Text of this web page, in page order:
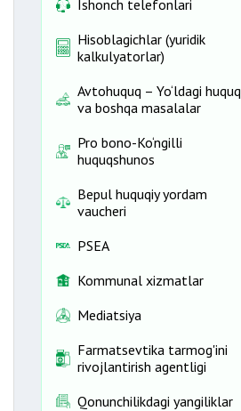
Ishonch telefonlari
Hisoblagichlar (yuridik
kalkulyatorlar)
Avtohuquq – Yo‘ldagi huquq
va boshqa masalalar
Pro bono-Ko‘ngilli
huquqshunos
Bepul huquqiy yordam
vaucheri
PSEA
Kommunal xizmatlar
Mediatsiya
Farmatsevtika tarmog'ini
rivojlantirish agentligi
Qonunchilikdagi yangiliklar